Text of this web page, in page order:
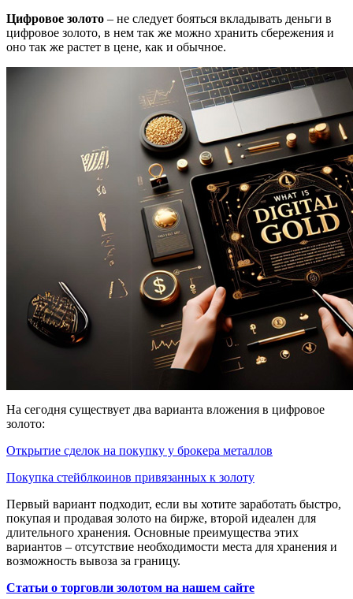
Цифровое золото – не следует бояться вкладывать деньги в
цифровое золото, в нем так же можно хранить сбережения и
оно так же растет в цене, как и обычное.
На сегодня существует два варианта вложения в цифровое
золото:
Открытие сделок на покупку у брокера металлов
Покупка стейблкоинов привязанных к золоту
Первый вариант подходит, если вы хотите заработать быстро,
покупая и продавая золото на бирже, второй идеален для
длительного хранения. Основные преимущества этих
вариантов – отсутствие необходимости места для хранения и
возможность вывоза за границу.
Статьи о торговли золотом на нашем сайте